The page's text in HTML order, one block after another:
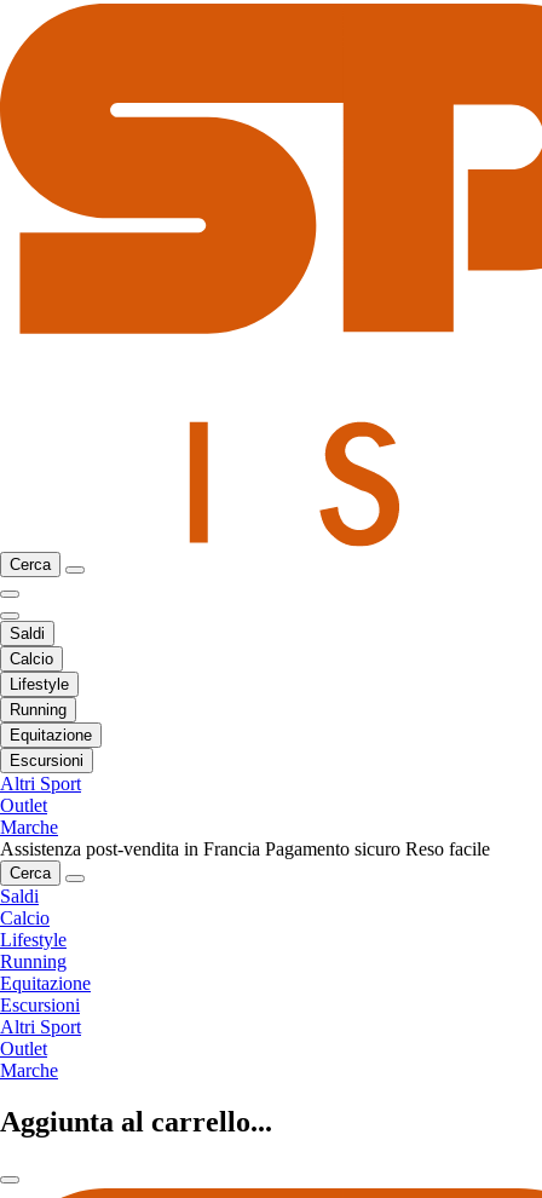
Cerca
Saldi
Calcio
Lifestyle
Running
Equitazione
Escursioni
Altri Sport
Outlet
Marche
Assistenza post-vendita in Francia Pagamento sicuro Reso facile
Cerca
Saldi
Calcio
Lifestyle
Running
Equitazione
Escursioni
Altri Sport
Outlet
Marche
Aggiunta al carrello...